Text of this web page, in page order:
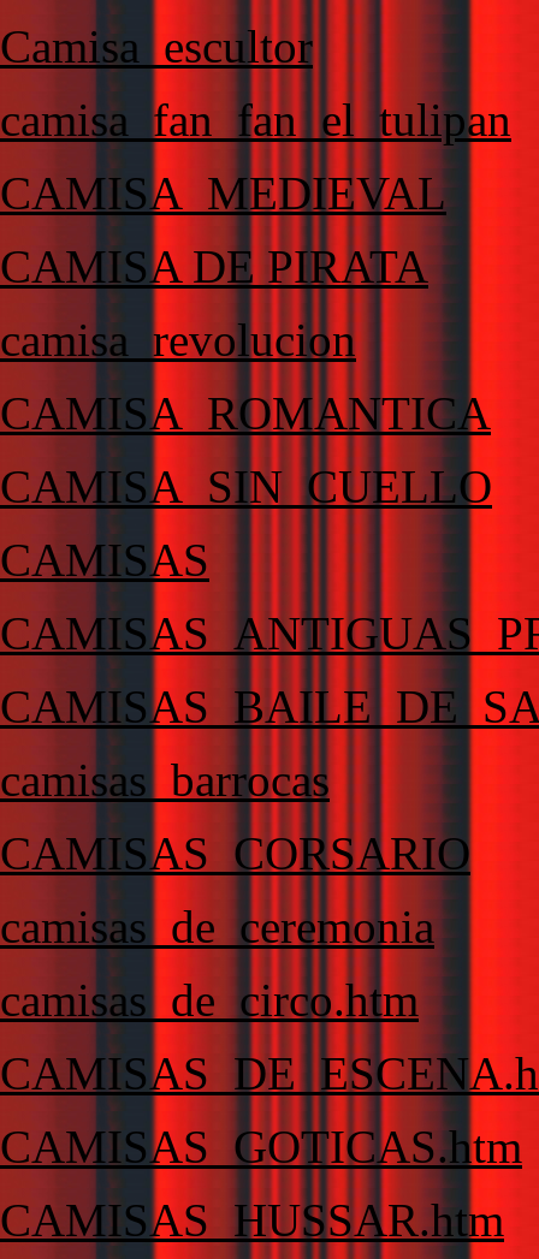
Camisa_escultor
camisa_fan_fan_el_tulipan
CAMISA_MEDIEVAL
CAMISA DE PIRATA
camisa_revolucion
CAMISA_ROMANTICA
CAMISA_SIN_CUELLO
CAMISAS
camisas_barrocas
CAMISAS_CORSARIO
camisas_de_ceremonia
camisas_de_circo.htm
CAMISAS_GOTICAS.htm
CAMISAS_HUSSAR.htm